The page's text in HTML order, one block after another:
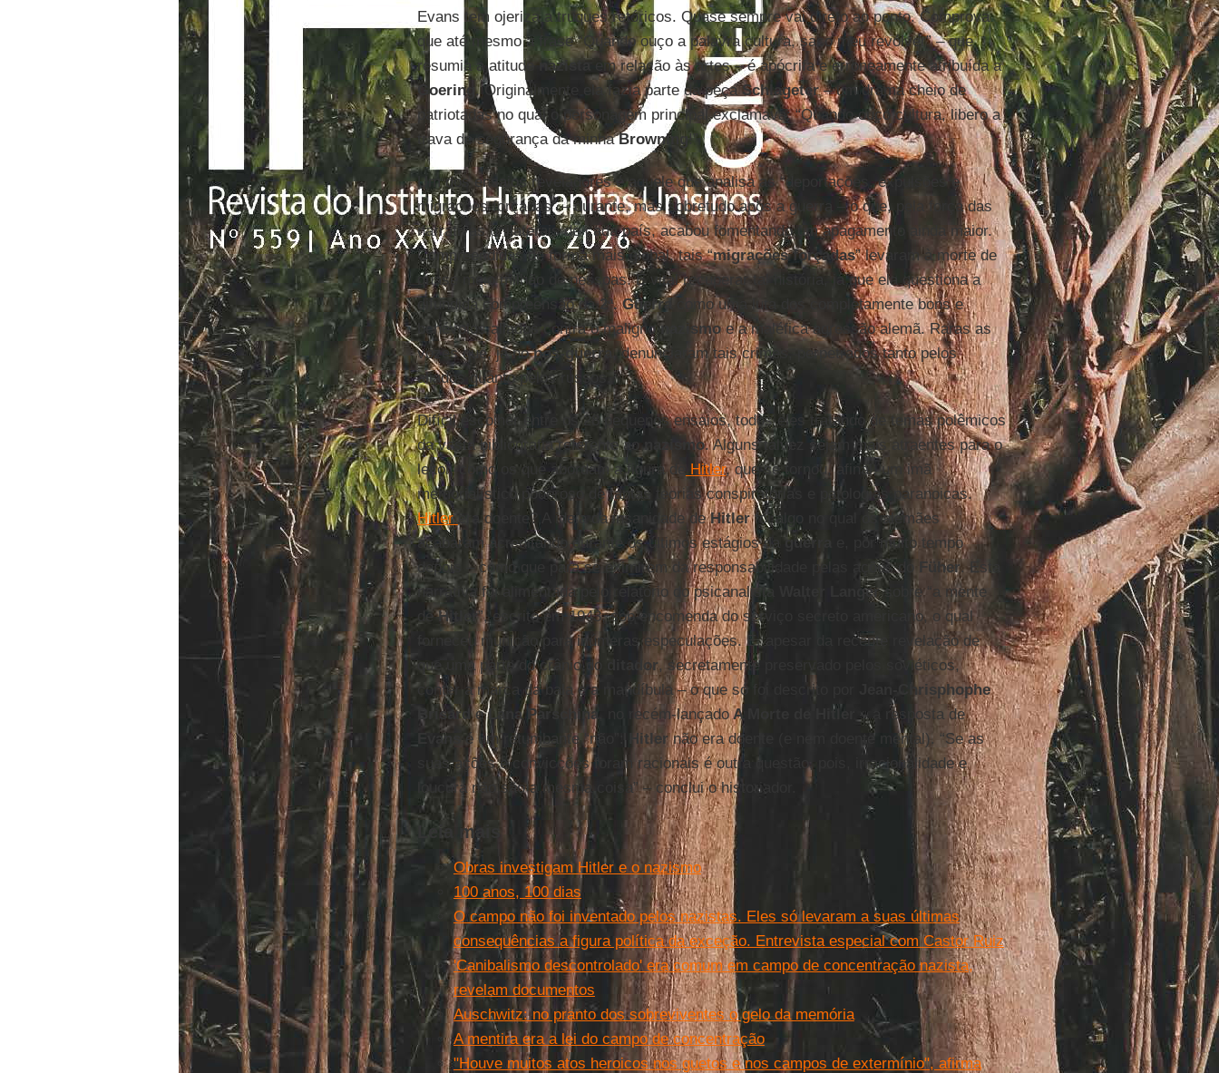
Evans tem ojeriza a truques retóricos. Quase sempre vai direto ao ponto. Comprova
que até mesmo a frase “Quando ouço a palavra cultura, saco meu revólver” – que
resumia a atitude nazista
em relação às artes – é apócrifa e erroneamente atribuída a
Goering . Originalmente ela fazia parte da peçaSchlageter– um drama cheio de
patriotadas no qual o personagem principal exclamava: “Quando ouço cultura, libero a
trava de segurança da minhaBrowning !”
Um dos ensaios reveladores é aquele que analisa as “deportações, expulsões e
migrações forçadas” – durante, mas sobretudo após a guerra – o que, pela força das
narrativas unilaterais de cada país, acabou fomentando um apagamento ainda maior.
Compreendidas de forma mais global, tais “migrações forçadas” levaram à morte de
quase meio milhão de pessoas. É vital recuperar tal história, já que ela questiona a
difundida compreensão da2ª. Guerra
como uma luta dos completamente bons e
benévolos aliados contra o malignonazismoe a maléfica agressão alemã. Raras as
vozes que, já nopós-guerra
, denunciaram tais crimes, perpetrados tanto pelos
aliados quanto pelos russos.
Difícil escolher entre os 28 pequenos ensaios, todos eles tratando de temas polêmicos
da vasta bibliografia referente ao nazismo. Alguns talvez sejam mais atraentes para o
leitor, como os que abordam a figura de
Hitler, que se tornou, afinal, um imã
memorialístico poderoso de tantas teorias conspiratórias e patologias paranoicas.
Hitlerera doente? A ideia da insanidade deHitlerfoi algo no qual os alemães
acabaram acreditando durante os últimos estágios daguerra
e, por muito tempo
depois – como que para se eximirem da responsabilidade pelas ações do
Füher. Esta
narrativa foi alimentada pelo relatório do psicanalista
Walter Langersobre “a mente
deHitler”, escrito em 1943, sob encomenda do serviço secreto americano, o qual
forneceu munição para inúmeras especulações. E, apesar da recente revelação de
que uma parte do crânio do ditador, secretamente preservado pelos soviéticos,
conter a marca da bala e a mandíbula – o que só foi descrito por
Jean-Chrisphophe
BrisardeLana Parschina , no recém-lançadoA Morte de Hitler
– a resposta de
Evans é um retumbante “não”: Hitlernão era doente (e nem doente mental). “Se as
suas ações e convicções foram racionais é outra questão, pois, irracionalidade e
loucura não são a mesma coisa” – conclui o historiador.
Leia mais
Obras investigam Hitler e o nazismo
100 anos, 100 dias
O campo não foi inventado pelos nazistas. Eles só levaram a suas últimas
consequências a figura política da exceção. Entrevista especial com Castor Ruiz
'Canibalismo descontrolado' era comum em campo de concentração nazista,
revelam documentos
Auschwitz: no pranto dos sobreviventes o gelo da memória
A mentira era a lei do campo de concentração
"Houve muitos atos heroicos nos guetos e nos campos de extermínio", afirma